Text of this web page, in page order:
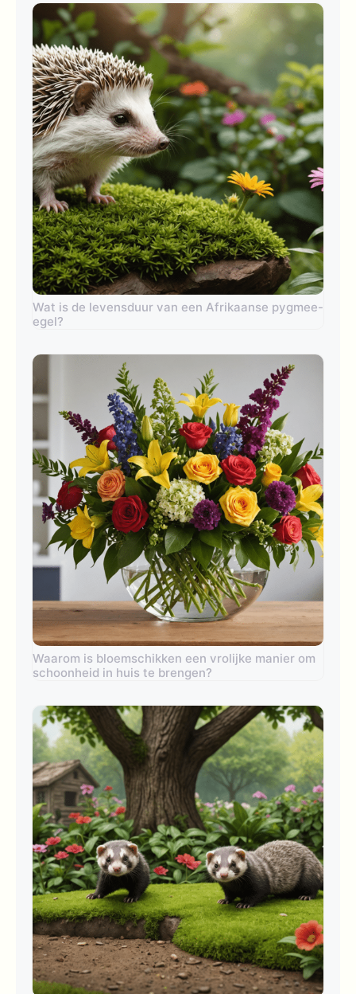
Wat is de levensduur van een Afrikaanse pygmee-
egel?
Waarom is bloemschikken een vrolijke manier om
schoonheid in huis te brengen?